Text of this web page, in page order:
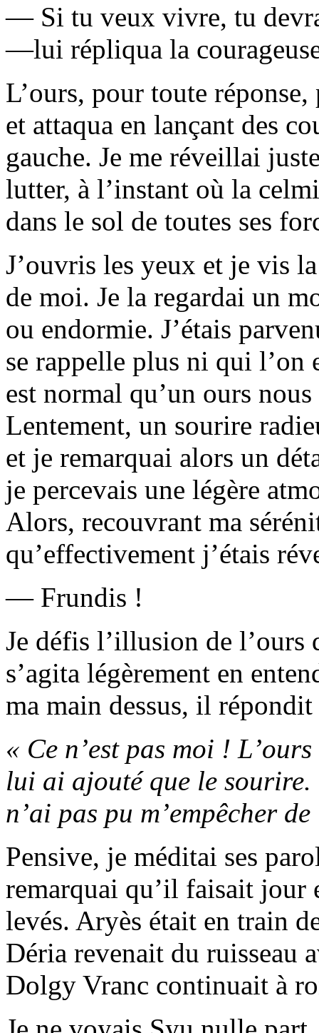
— Si tu veux vivre, tu
—lui répliqua la
L’ours, pour toute
et attaqua en lançant des
gauche. Je me réveillai
lutter, à l’instant où la
dans le sol de toutes ses
J’ouvris les yeux et je vis
de moi. Je la regardai un
ou endormie. J’étais
se rappelle plus ni qui l’on
est normal qu’un ours
Lentement, un sourire
et je remarquai alors un
je percevais une légère
Alors, recouvrant ma
qu’effectivement j’étais
— Frundis !
Je défis l’illusion de l’ours
s’agita légèrement en
ma main dessus, il
« Ce n’est pas moi !
lui ai ajouté que le
n’ai pas pu m’empêcher
Pensive, je méditai ses
remarquai qu’il faisait jour
levés. Aryès était en train
Déria revenait du ruisseau
Dolgy Vranc continuait à